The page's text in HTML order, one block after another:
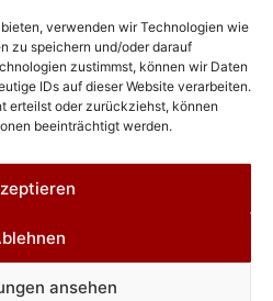
verwenden wir Technologien wie
zu speichern und/oder darauf
zustimmst, können wir Daten
IDs auf dieser Website verarbeiten.
erteilst oder zurückziehst, können
beeinträchtigt werden.
ansehen
of Strength Athletes
aus Cottbus
Deutschland, die German